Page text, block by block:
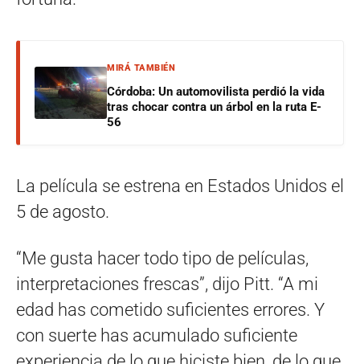
MIRÁ TAMBIÉN
Córdoba: Un automovilista perdió la vida
tras chocar contra un árbol en la ruta E-
56
La película se estrena en Estados Unidos el
5 de agosto.
“Me gusta hacer todo tipo de películas,
interpretaciones frescas”, dijo Pitt. “A mi
edad has cometido suficientes errores. Y
con suerte has acumulado suficiente